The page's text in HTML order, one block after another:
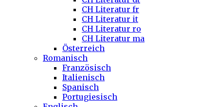
CH Literatur fr
CH Literatur it
CH Literatur ro
CH Literatur ma
Österreich
Romanisch
Französisch
Italienisch
Spanisch
Portugiesisch